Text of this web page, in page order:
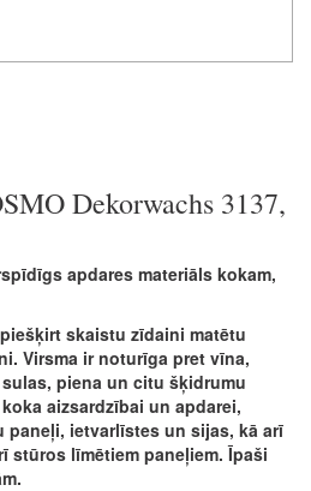
Dekorwachs 3137,
apdares materiāls kokam,
skaistu zīdaini matētu
Virsma ir noturīga pret vīna,
piena un citu šķidrumu
aizsardzībai un apdarei,
paneļi, ietvarlīstes un sijas, kā arī
stūros līmētiem paneļiem. Īpaši